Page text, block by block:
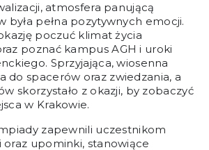
atmosfera panującą
była pełna pozytywnych emocji.
poczuć klimat życia
poznać kampus AGH i uroki
Sprzyjająca, wiosenna
do spacerów oraz zwiedzania, a
skorzystało z okazji, by zobaczyć
w Krakowie.
zapewnili uczestnikom
upominki, stanowiące